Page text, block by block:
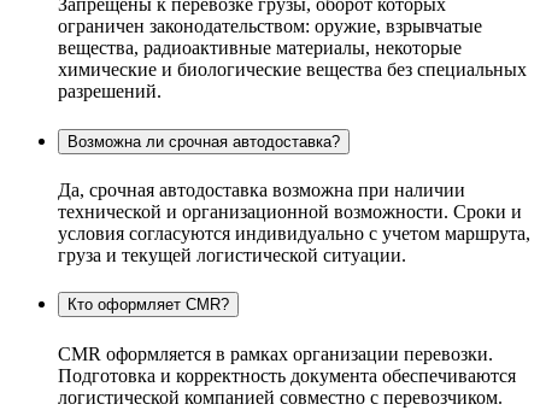
Запрещены к перевозке грузы, оборот которых
ограничен законодательством: оружие, взрывчатые
вещества, радиоактивные материалы, некоторые
химические и биологические вещества без специальных
разрешений.
Возможна ли срочная автодоставка?
Да, срочная автодоставка возможна при наличии
технической и организационной возможности. Сроки и
условия согласуются индивидуально с учетом маршрута,
груза и текущей логистической ситуации.
Кто оформляет CMR?
CMR оформляется в рамках организации перевозки.
Подготовка и корректность документа обеспечиваются
логистической компанией совместно с перевозчиком.